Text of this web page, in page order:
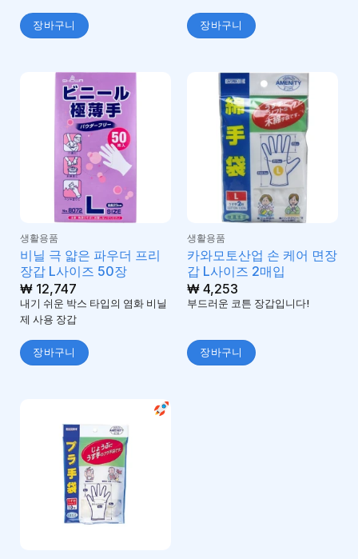
장바구니 장바구니
생활용품
비닐 극 얇은 파우더 프리
장갑 L사이즈 50장
₩12,747
내기 쉬운 박스 타입의 염화 비닐
제 사용 장갑
장바구니
생활용품
카와모토산업 손 케어 면장
갑 L사이즈 2매입
₩4,253
부드러운 코튼 장갑입니다!
장바구니